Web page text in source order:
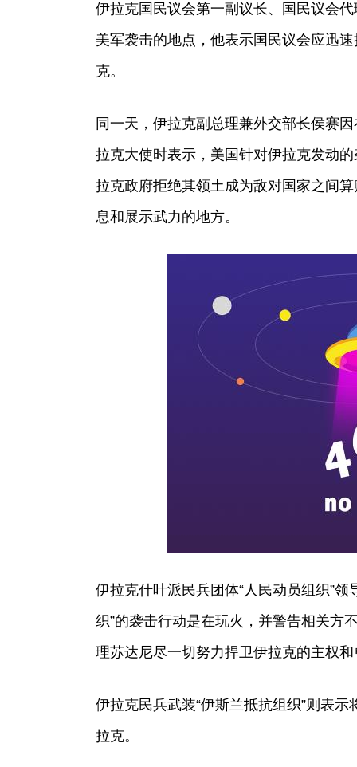
伊拉克国民议会第一副议长、国民议会
美军袭击的地点，他表示国民议会应迅
克。
同一天，伊拉克副总理兼外交部长侯赛
拉克大使时表示，美国针对伊拉克发动
拉克政府拒绝其领土成为敌对国家之间
息和展示武力的地方。
伊拉克什叶派民兵团体“人民动员组织”
织”的袭击行动是在玩火，并警告相关方
理苏达尼尽一切努力捍卫伊拉克的主权
伊拉克民兵武装“伊斯兰抵抗组织”则表
拉克。